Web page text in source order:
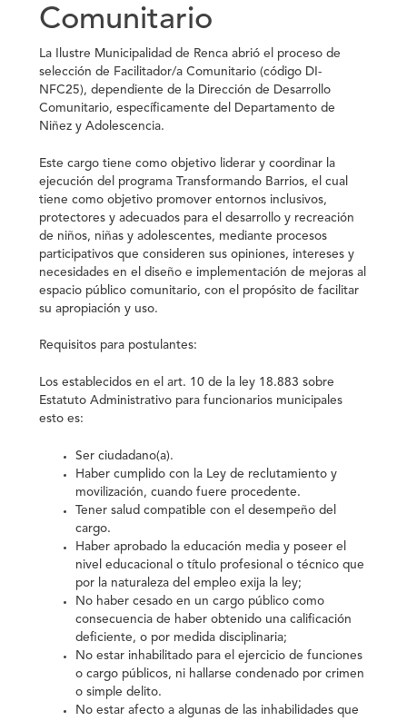
Comunitario
La Ilustre Municipalidad de Renca abrió el proceso de
selección de Facilitador/a Comunitario (código DI-
NFC25), dependiente de la Dirección de Desarrollo
Comunitario, específicamente del Departamento de
Niñez y Adolescencia.
Este cargo tiene como objetivo liderar y coordinar la
ejecución del programa Transformando Barrios, el cual
tiene como objetivo promover entornos inclusivos,
protectores y adecuados para el desarrollo y recreación
de niños, niñas y adolescentes, mediante procesos
participativos que consideren sus opiniones, intereses y
necesidades en el diseño e implementación de mejoras al
espacio público comunitario, con el propósito de facilitar
su apropiación y uso.
Requisitos para postulantes:
Los establecidos en el art. 10 de la ley 18.883 sobre
Estatuto Administrativo para funcionarios municipales
esto es:
Ser ciudadano(a).
Haber cumplido con la Ley de reclutamiento y
movilización, cuando fuere procedente.
Tener salud compatible con el desempeño del
cargo.
Haber aprobado la educación media y poseer el
nivel educacional o título profesional o técnico que
por la naturaleza del empleo exija la ley;
No haber cesado en un cargo público como
consecuencia de haber obtenido una calificación
deficiente, o por medida disciplinaria;
No estar inhabilitado para el ejercicio de funciones
o cargo públicos, ni hallarse condenado por crimen
o simple delito.
No estar afecto a algunas de las inhabilidades que